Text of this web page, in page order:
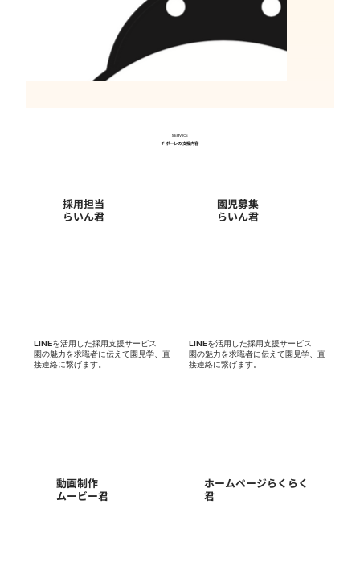
SERVICE
チポーレの支援内容
LINEを活用した採用支援サービス
​園の魅力を求職者に伝えて園見学、直
接連絡に繋げます。
園児募集
​らいん君
LINEを活用した採用支援サービス
園の魅力を求職者に伝えて園見学、直
接連絡に繋げます。
採用担当
​らいん君
​ホームページらくらく
君
動画制作
​ムービー君